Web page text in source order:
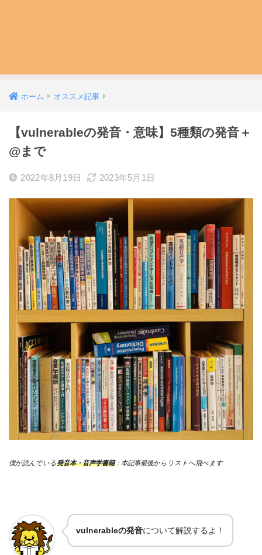
ホーム オススメ記事
【vulnerableの発音・意味】5種類の発音＋
@まで
2022年8月19日 2023年5月1日
僕が読んでいる発音本・音声学書籍：本記事最後からリストへ飛べます
vulnerableの発音について解説するよ！